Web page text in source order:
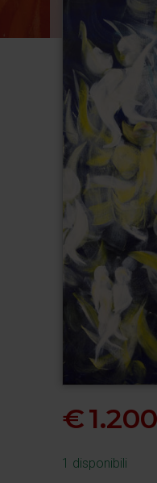
€
1 disponibili